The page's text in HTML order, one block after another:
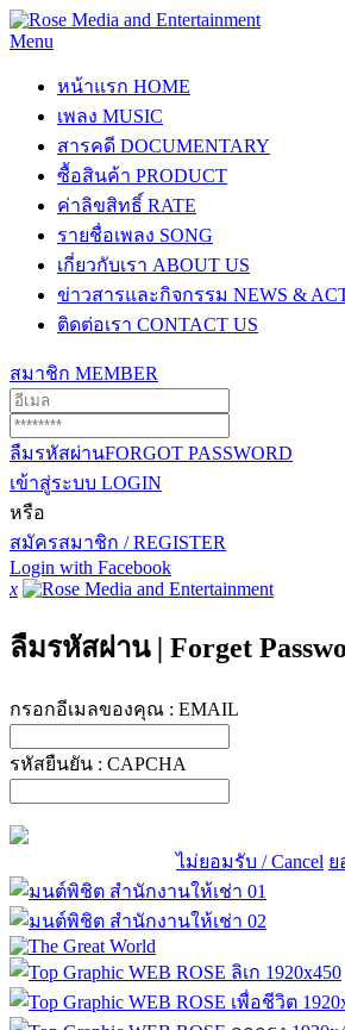
Menu
หน้าแรก HOME
เพลง MUSIC
สารคดี DOCUMENTARY
ซื้อสินค้า PRODUCT
ค่าลิขสิทธิ์ RATE
รายชื่อเพลง SONG
เกี่ยวกับเรา ABOUT US
ข่าวสารและกิจกรรม NEWS &
ติดต่อเรา CONTACT US
สมาชิก MEMBER
ลืมรหัสผ่านFORGOT PASSWORD
เข้าสู่ระบบ LOGIN
หรือ
สมัครสมาชิก / REGISTER
Login with Facebook
x
ลืมรหัสผ่าน | Forget
กรอกอีเมลของคุณ : EMAIL
รหัสยืนยัน : CAPCHA
ไม่ยอมรับ / Cancel ย